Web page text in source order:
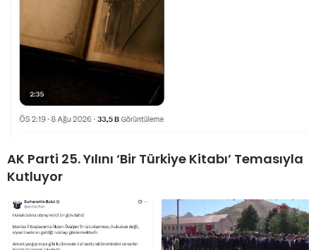
AK Parti 25. Yılını ‘Bir Türkiye Kitabı’ Temasıyla
Kutluyor